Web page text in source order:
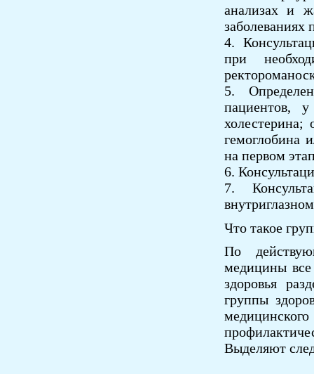
анализах и
заболеваниях
4.
при
5.
пациентов,
холестерина;
гемоглобина
на первом
6.
7.
Что такое
По
медицины
здоровья
группы
Выделяют